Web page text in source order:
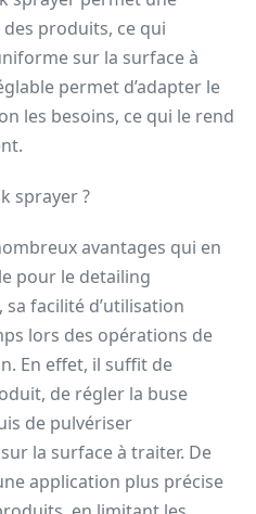
produits, ce qui
sur la surface à
permet d’adapter le
les besoins, ce qui le rend
sprayer ?
avantages qui en
pour le detailing
facilité d’utilisation
lors des opérations de
En effet, il suffit de
de régler la buse
de pulvériser
la surface à traiter. De
application plus précise